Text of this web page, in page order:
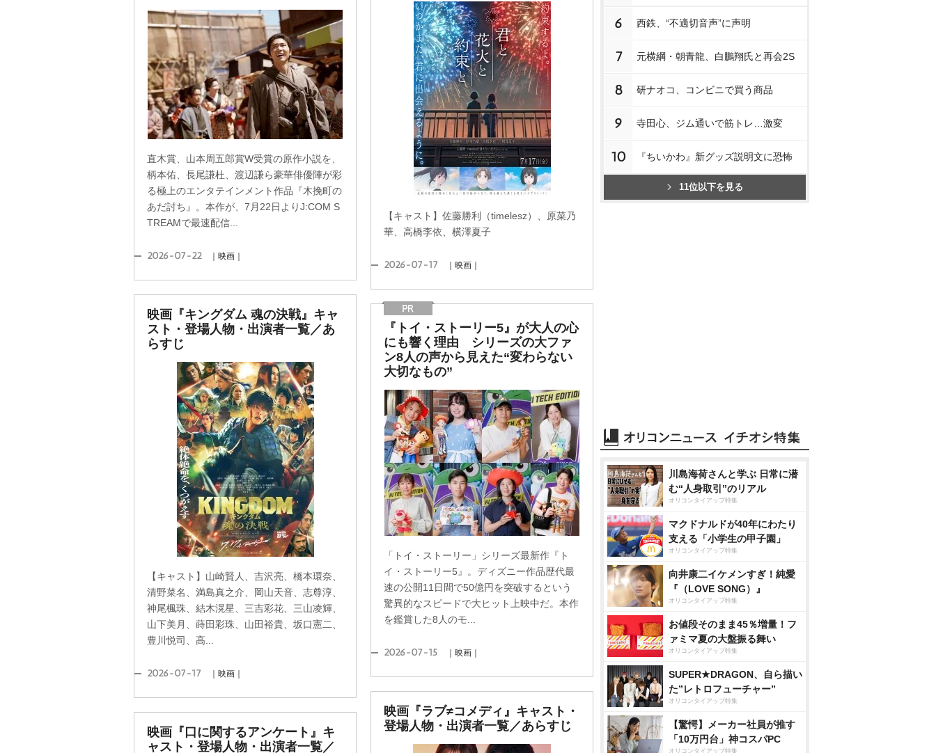
直木賞、山本周五郎賞W受賞の原作小説を、
柄本佑、長尾謙杜、渡辺謙ら豪華俳優陣が彩
る極上のエンタテインメント作品『木挽町の
あだ討ち』。本作が、7月22日よりJ:COM S
TREAMで最速配信...
2026-07-22 ｜映画｜
【キャスト】佐藤勝利（timelesz）、原菜乃
華、高橋李依、横澤夏子
2026-07-17 ｜映画｜
映画『キングダム 魂の決戦』キャ
スト・登場人物・出演者一覧／あ
らすじ
【キャスト】山崎賢人、吉沢亮、橋本環奈、
清野菜名、満島真之介、岡山天音、志尊淳、
神尾楓珠、結木滉星、三吉彩花、三山凌輝、
山下美月、蒔田彩珠、山田裕貴、坂口憲二、
豊川悦司、高...
2026-07-17 ｜映画｜
『トイ・ストーリー5』が大人の心
にも響く理由 シリーズの大ファ
ン8人の声から見えた“変わらない
大切なもの”
「トイ・ストーリー」シリーズ最新作『ト
イ・ストーリー5』。ディズニー作品歴代最
速の公開11日間で50億円を突破するという
驚異的なスピードで大ヒット上映中だ。本作
を鑑賞した8人のモ...
2026-07-15 ｜映画｜
映画『ラブ≠コメディ』キャスト・
登場人物・出演者一覧／あらすじ
映画『口に関するアンケート』キ
ャスト・登場人物・出演者一覧／
6 西鉄、“不適切音声”に声明
7 元横綱・朝青龍、白鵬翔氏と再会2S
8 研ナオコ、コンビニで買う商品
9 寺田心、ジム通いで筋トレ…激変
10 『ちいかわ』新グッズ説明文に恐怖
11位以下を見る
川島海荷さんと学ぶ 日常に潜
む“人身取引”のリアル
オリコンタイアップ特集
マクドナルドが40年にわたり
支える「小学生の甲子園」
オリコンタイアップ特集
向井康二イケメンすぎ！純愛
『（LOVE SONG）』
オリコンタイアップ特集
お値段そのまま45％増量！フ
ァミマ夏の大盤振る舞い
オリコンタイアップ特集
SUPER★DRAGON、自ら描い
た”レトロフューチャー”
オリコンタイアップ特集
【驚愕】メーカー社員が推す
「10万円台」神コスパPC
オリコンタイアップ特集